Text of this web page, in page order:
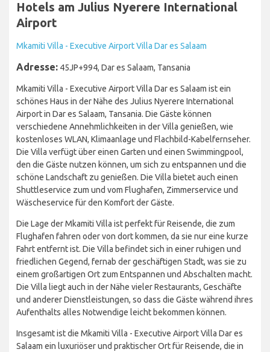
Hotels am Julius Nyerere International
Airport
Mkamiti Villa - Executive Airport Villa Dar es Salaam
Adresse: 45JP+994, Dar es Salaam, Tansania
Mkamiti Villa - Executive Airport Villa Dar es Salaam ist ein
schönes Haus in der Nähe des Julius Nyerere International
Airport in Dar es Salaam, Tansania. Die Gäste können
verschiedene Annehmlichkeiten in der Villa genießen, wie
kostenloses WLAN, Klimaanlage und Flachbild-Kabelfernseher.
Die Villa verfügt über einen Garten und einen Swimmingpool,
den die Gäste nutzen können, um sich zu entspannen und die
schöne Landschaft zu genießen. Die Villa bietet auch einen
Shuttleservice zum und vom Flughafen, Zimmerservice und
Wäscheservice für den Komfort der Gäste.
Die Lage der Mkamiti Villa ist perfekt für Reisende, die zum
Flughafen fahren oder von dort kommen, da sie nur eine kurze
Fahrt entfernt ist. Die Villa befindet sich in einer ruhigen und
friedlichen Gegend, fernab der geschäftigen Stadt, was sie zu
einem großartigen Ort zum Entspannen und Abschalten macht.
Die Villa liegt auch in der Nähe vieler Restaurants, Geschäfte
und anderer Dienstleistungen, so dass die Gäste während ihres
Aufenthalts alles Notwendige leicht bekommen können.
Insgesamt ist die Mkamiti Villa - Executive Airport Villa Dar es
Salaam ein luxuriöser und praktischer Ort für Reisende, die in